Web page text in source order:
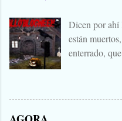
Dicen por ahí
están
enterrado,
levantar